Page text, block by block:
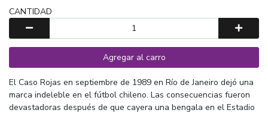
CANTIDAD
Agregar al carro
El Caso Rojas en septiembre de 1989 en Río de Janeiro dejó una
marca indeleble en el fútbol chileno. Las consecuencias fueron
devastadoras después de que cayera una bengala en el Estadio